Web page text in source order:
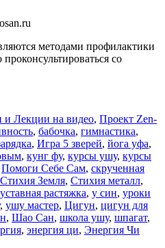
методами профилактики
со
и Лекции на видео, Проект Zen-
, бабочка, гимнастика,
, Игра 5 зверей, йога уфа,
, кунг фу, курсы ушу, курсы
Помоги Себе Сам, скрученная
Стихия Земля, Стихия металл,
растяжка, у син, уроки
, ушу мастер, Цигун, цигун для
, Шао Сан, школа ушу, шпагат,
, энергия ци, Энергия Чи